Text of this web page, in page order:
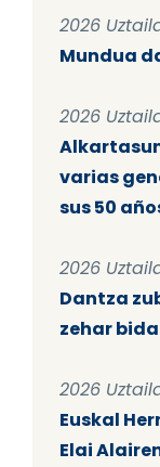
2026
Mundua
2026
varias
sus 50
2026
Dantza
zehar
2026
Euskal
Elai